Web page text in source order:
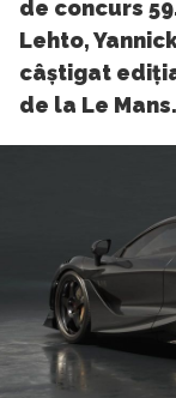
de concurs
Lehto,
câștigat
de la Le Mans.